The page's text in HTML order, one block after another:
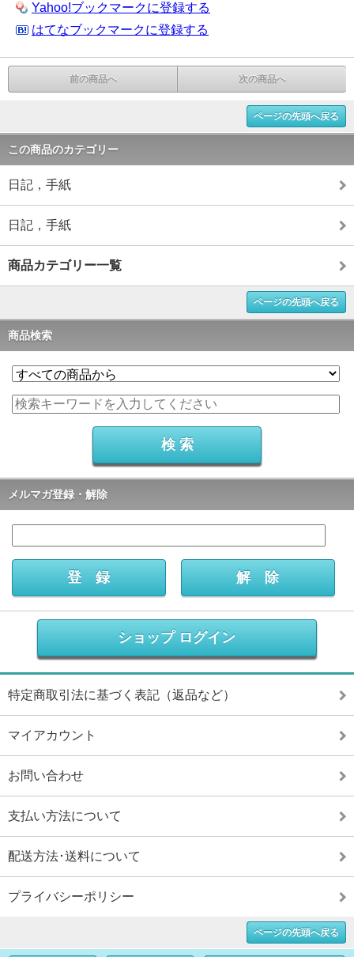
Yahoo!ブックマークに登録する
はてなブックマークに登録する
前の商品へ 次の商品へ
ページの先頭へ戻る
この商品のカテゴリー
日記，手紙
日記，手紙
商品カテゴリー一覧
ページの先頭へ戻る
商品検索
メルマガ登録・解除
ショップ ログイン
特定商取引法に基づく表記（返品など）
マイアカウント
お問い合わせ
支払い方法について
配送方法･送料について
プライバシーポリシー
ページの先頭へ戻る